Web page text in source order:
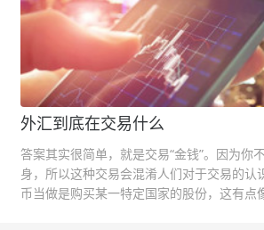
外汇到底在交易什么
答案其实很简单，就是交易“金钱”。因为你
身，所以这种交易会混淆人们对于交易的认
币当做是购买某一特定国家的股份，这有点